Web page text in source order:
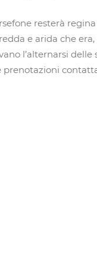
resterà
e arida che
l’alternarsi